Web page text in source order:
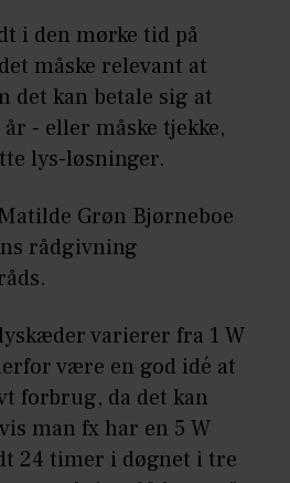
i den mørke tid på
måske relevant at
det kan betale sig at
- eller måske tjekke,
lys-løsninger.
Grøn Bjørneboe
rådgivning
varierer fra 1 W
være en god idé at
forbrug, da det kan
man fx har en 5 W
24 timer i døgnet i tre